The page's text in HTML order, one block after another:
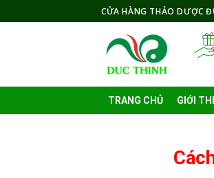
to
CỬA HÀNG THẢO DƯỢC
TRANG CHỦ GIỚI